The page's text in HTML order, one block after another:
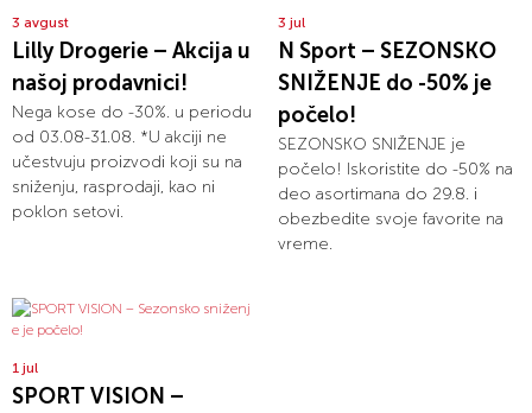
3 avgust
Lilly Drogerie – Akcija u
našoj prodavnici!
Nega kose do -30%. u periodu
od 03.08-31.08. *U akciji ne
učestvuju proizvodi koji su na
sniženju, rasprodaji, kao ni
poklon setovi.
3 jul
N Sport – SEZONSKO
SNIŽENJE do -50% je
počelo!
SEZONSKO SNIŽENJE je
počelo! Iskoristite do -50% na
deo asortimana do 29.8. i
obezbedite svoje favorite na
vreme.
1 jul
SPORT VISION –